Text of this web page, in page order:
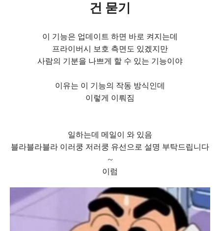
건 묻기
이 기능은 업데이트 하면 바로 켜지는데
프라이버시 보호 측면도 있겠지만
사람의 기분을 나쁘게 할 수 있는 기능이야
이유는 이 기능의 작동 방식인데
이렇게 이뤄짐
일하는데 메일이 와 있음
블라블라블라 이러쿵 저러쿵 유선으로 설명 부탁드립니다
~
이럼